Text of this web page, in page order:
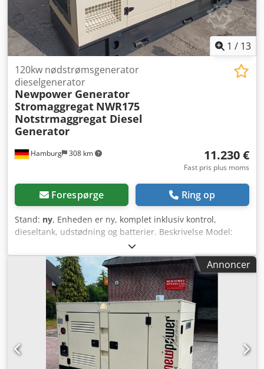
1 / 13
Hamburg 308 km
120kw nødstrømsgenerator
dieselgenerator
Newpower Generator
Stromaggregat NWR175
Notstrmaggregat Diesel
Generator
11.230 €
Fast pris plus moms
Forespørge Ring op
Stand: ny, Enheden er ny, komplet inklusiv kontrol,
dieseltank, udstødning og batterier. Beskrivelse Model:
NWR175 Ricardo Motor Newpower Generator Generator
Set Kontinuerlig effekt: 150 kVA / 120 kW Maksimal effekt:
165 kVA / 132 kW Motor : Kofo RIcardo R6105BZLDS, 6
cylinder vandkølet Tilslutning: 4P afbryder, 5-leder direkte
tilslutning Frekvens : 50 Hz Spænding: 400/230 V inklusive
mekanisk hastighedskontrol, AVR, batterioplader,
lydisolering, kølevandsbeholder, Styreenhed: Comap
AMF8, netforsyning Mål: 3130x1130x1810 mm Vægt: ca
1745kg Dieseltank: ca. 250 L Ved 100 % belastning: cirka
30,80 L/t Ved 75 % belastning: cirka 23,7 L/t Ved 50 %
Annoncer